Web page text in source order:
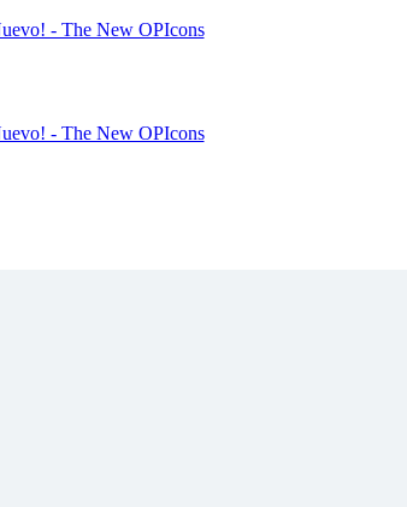
- The New OPIcons
- The New OPIcons